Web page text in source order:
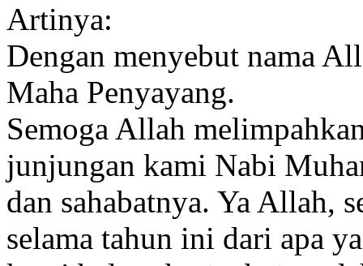
Artinya:
Dengan menyebut nama
Maha Penyayang.
Semoga Allah
junjungan kami Nabi
dan sahabatnya. Ya Allah,
selama tahun ini dari apa